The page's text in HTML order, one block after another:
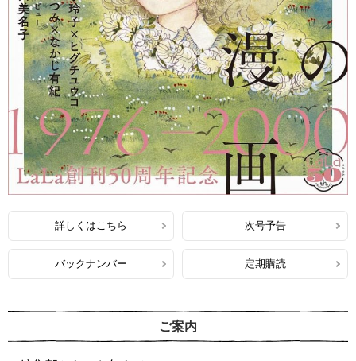
詳しくはこちら 次号予告
バックナンバー 定期購読
ご案内